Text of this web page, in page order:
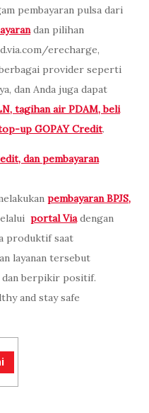
pembayaran pulsa dari
dan pilihan
erecharge,
provider seperti
dan Anda juga dapat
tagihan air PDAM, beli
up GOPAY Credit.
dan pembayaran
pembayaran BPJS,
portal Viadengan
produktif saat
layanan tersebut
dan berpikir positif.
and stay safe